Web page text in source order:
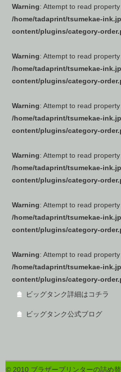
Warning: Attempt to read
/home/tadaprint/tsumekae-
content/plugins/category-
Warning: Attempt to read
/home/tadaprint/tsumekae-
content/plugins/category-
Warning: Attempt to read
/home/tadaprint/tsumekae-
content/plugins/category-
Warning: Attempt to read
/home/tadaprint/tsumekae-
content/plugins/category-
Warning: Attempt to read
/home/tadaprint/tsumekae-
content/plugins/category-
Warning: Attempt to read
/home/tadaprint/tsumekae-
content/plugins/category-
ビッグタンク詳細はコチラ
ビッグタンク公式ブログ
© 2010 ブラザープリンターの詰め